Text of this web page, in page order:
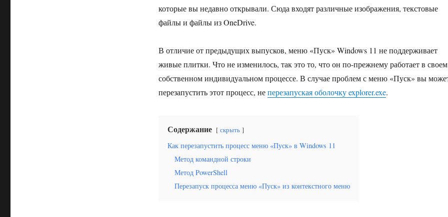
которые вы недавно открывали. Сюда входят различные изображения, текстовые
файлы и файлы из OneDrive.
В отличие от предыдущих выпусков, меню «Пуск» Windows 11 не поддерживает
живые плитки. Что не изменилось, так это то, что он по-прежнему работает в своем
собственном индивидуальном процессе. В случае проблем с меню «Пуск» вы
перезапустить этот процесс, неперезапуская оболочку explorer.exe.
Содержание скрыть
Как перезапустить процесс меню «Пуск» в Windows 11
Метод командной строки
Метод PowerShell
Перезапуск процесса меню «Пуск» из контекстного меню